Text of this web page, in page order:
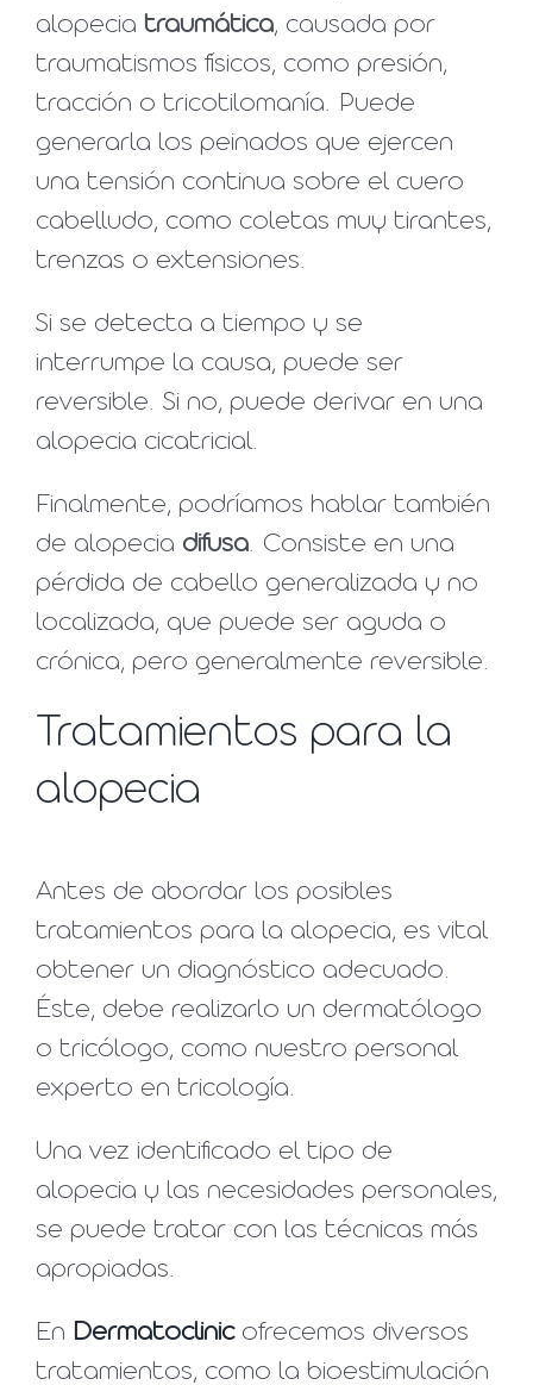
alopecia traumática, causada por
traumatismos físicos, como presión,
tracción o tricotilomanía. Puede
generarla los peinados que ejercen
una tensión continua sobre el cuero
cabelludo, como coletas muy tirantes,
trenzas o extensiones.
Si se detecta a tiempo y se
interrumpe la causa, puede ser
reversible. Si no, puede derivar en una
alopecia cicatricial.
Finalmente, podríamos hablar también
de alopecia difusa . Consiste en una
pérdida de cabello generalizada y no
localizada, que puede ser aguda o
crónica, pero generalmente reversible.
Tratamientos para la
alopecia
Antes de abordar los posibles
tratamientos para la alopecia, es vital
obtener un diagnóstico adecuado.
Éste, debe realizarlo un dermatólogo
o tricólogo, como nuestro personal
experto en tricología.
Una vez identificado el tipo de
alopecia y las necesidades personales,
se puede tratar con las técnicas más
apropiadas.
En Dermatoclinic ofrecemos diversos
tratamientos, como la bioestimulación